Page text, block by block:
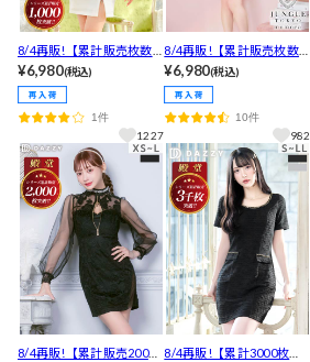
8/4再販!【累計販売枚数1
600枚突破！】[伊藤桃々
着用]1年以上ぶりに復
活！スクエアネックで美
デコルテ叶え、チュール
長袖で体型カバーするミ
ニ丈キャバドレス
¥6,980(税込)
1件
1227
8/4再販!【累計販売枚数1
800枚突破,最旬夏デニ
ム】キャストも喜ぶ魅せ
ても隠してもOK!!襟付き
胸元ジップデニムチェッ
クノースリーブAラインミ
ニ丈キャバドレス[SML/3
サイズ展開]
¥6,980(税込)
10件
982
8/4再販!【累計販売2000
8/4再販!【累計3000枚販